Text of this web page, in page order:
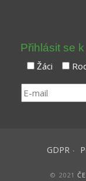
Přihlásit se
Žáci
GDPR
© 2021